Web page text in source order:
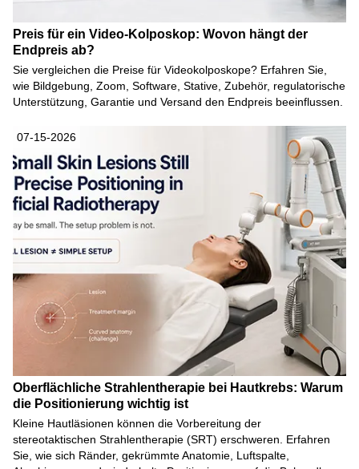
Preis für ein Video-Kolposkop: Wovon hängt der
Endpreis ab?
Sie vergleichen die Preise für Videokolposkope? Erfahren Sie,
wie Bildgebung, Zoom, Software, Stative, Zubehör, regulatorische
Unterstützung, Garantie und Versand den Endpreis beeinflussen.
07-15-2026
Oberflächliche Strahlentherapie bei Hautkrebs: Warum
die Positionierung wichtig ist
Kleine Hautläsionen können die Vorbereitung der
stereotaktischen Strahlentherapie (SRT) erschweren. Erfahren
Sie, wie sich Ränder, gekrümmte Anatomie, Luftspalte,